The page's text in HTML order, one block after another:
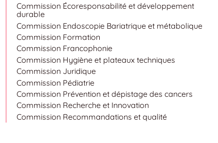
Commission Écoresponsabilité et développement
durable
Commission Endoscopie Bariatrique et métabolique
Commission Formation
Commission Francophonie
Commission Hygiène et plateaux techniques
Commission Juridique
Commission Pédiatrie
Commission Prévention et dépistage des cancers
Commission Recherche et Innovation
Commission Recommandations et qualité